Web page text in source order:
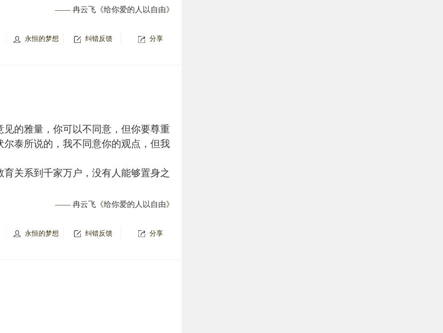
—— 冉云飞 《给你爱的人以自由》
永恒的梦想 纠错反馈 分享
的雅量，你可以不同意，但你要尊重
泰所说的，我不同意你的观点，但我
关系到千家万户，没有人能够置身之
—— 冉云飞 《给你爱的人以自由》
永恒的梦想 纠错反馈 分享